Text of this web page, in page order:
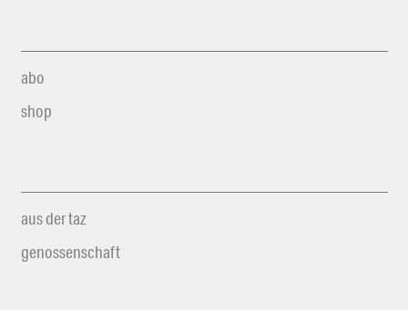
abo
shop
aus der taz
genossenschaft